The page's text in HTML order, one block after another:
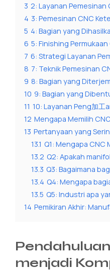
3 2: Layanan
4 3: Pemesinan CNC
5 4: Bagian yang
6 5: Finishing
7 6: Strategi Layanan
8 7: Teknik Pemesinan
9 8: Bagian yang
10 9: Bagian yang
11 10: Layanan Peng加工
12 Mengapa Memilih
13 Pertanyaan yang
13.1 Q1: Mengapa
13.2 Q2: Apakah
13.3 Q3: Bagaimana
13.4 Q4: Mengapa
13.5 Q5: Industri apa
14 Pemikiran Akhir:
menjadi